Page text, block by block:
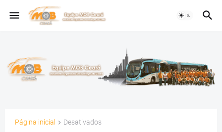
Página inicial Desativados